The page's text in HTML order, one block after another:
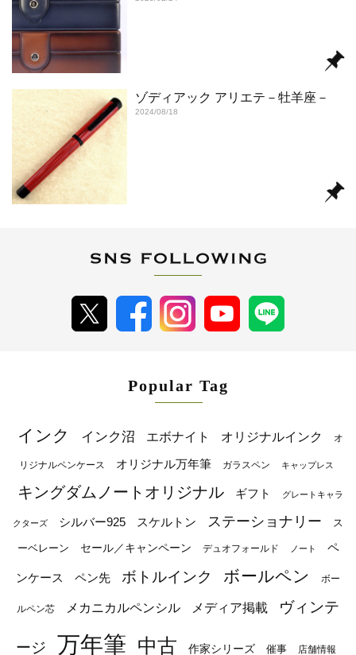
ゾディアック アリエテ－牡羊座－
2024/08/18
Popular Tag
インク インク沼 エボナイト オリジナルインク オ
リジナルペンケース オリジナル万年筆 ガラスペン キャップレス
キングダムノートオリジナル ギフト グレートキャラ
クターズ シルバー925 スケルトン ステーショナリー ス
ーベレーン セール／キャンペーン デュオフォールド ノート ペ
ンケース ペン先 ボトルインク ボールペン ボー
ルペン芯 メカニカルペンシル メディア掲載 ヴィンテ
ージ 万年筆 中古 作家シリーズ 催事 店舗情報